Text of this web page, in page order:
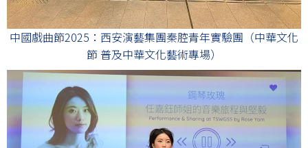
中國戲曲節2025：西安演藝集團秦腔青年實驗團（中華文化
節 普及中華文化藝術專場）